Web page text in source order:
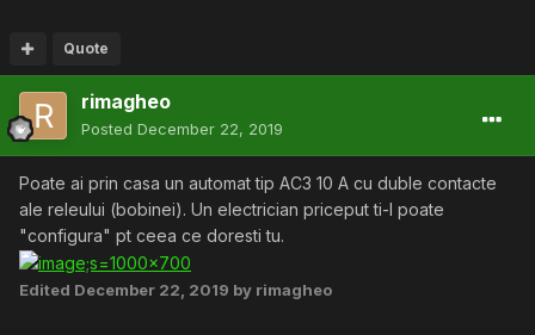
Quote
rimagheo
Posted December 22, 2019
Poate ai prin casa un automat tip AC3 10 A cu duble contacte
ale releului (bobinei). Un electrician priceput ti-l poate
"configura" pt ceea ce doresti tu.
Edited December 22, 2019 by rimagheo